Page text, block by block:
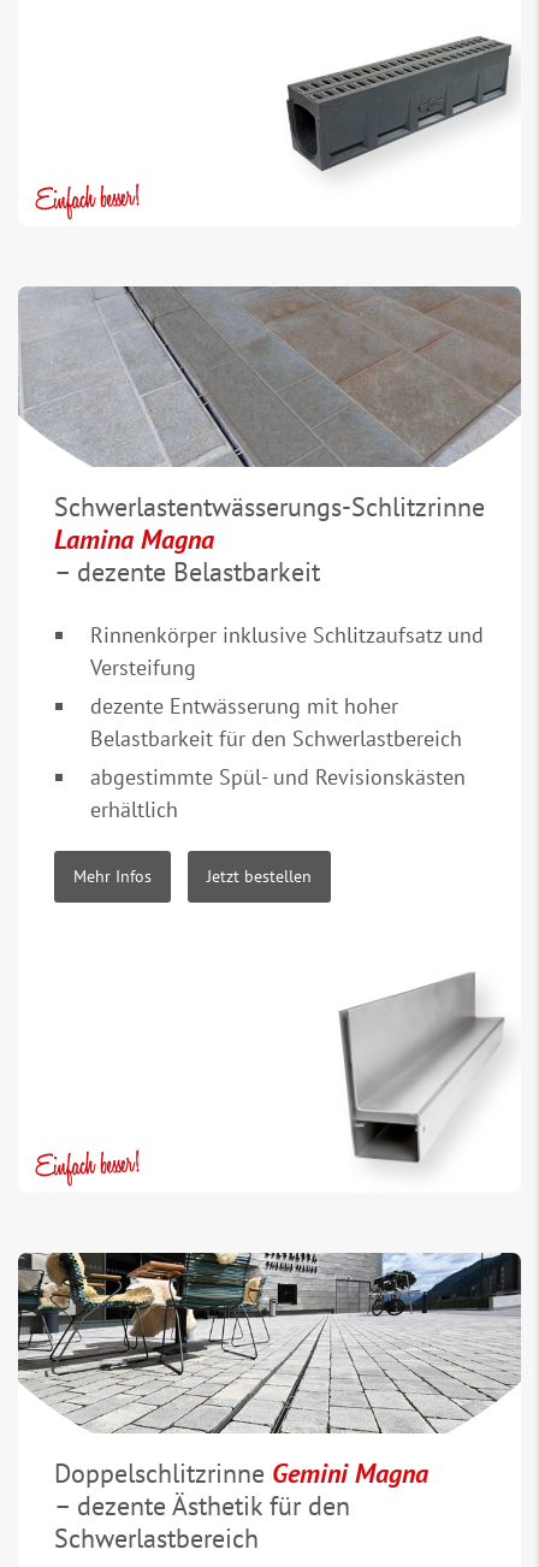
Schwerlastentwässerungs-Schlitzrinne
Lamina Magna
– dezente Belastbarkeit
Rinnenkörper inklusive Schlitzaufsatz und
Versteifung
dezente Entwässerung mit hoher
Belastbarkeit für den Schwerlastbereich
abgestimmte Spül- und Revisionskästen
erhältlich
Mehr Infos Jetzt bestellen
Doppelschlitzrinne Gemini Magna
– dezente Ästhetik für den
Schwerlastbereich